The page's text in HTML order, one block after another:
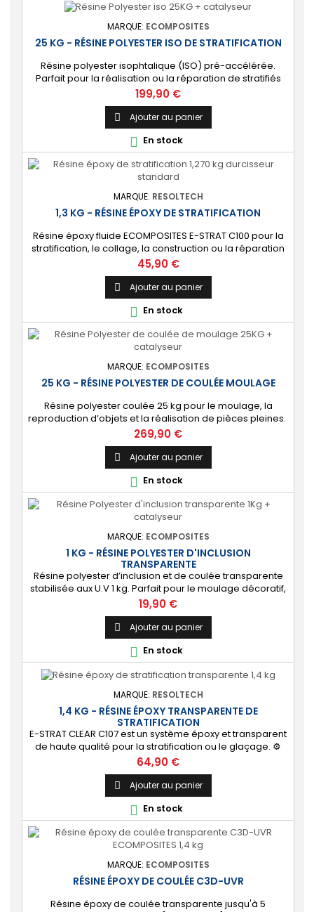
MARQUE: ECOMPOSITES
25 KG - RÉSINE POLYESTER ISO DE STRATIFICATION
Résine polyester isophtalique (ISO) pré-accélérée.
Parfait pour la réalisation ou la réparation de stratifiés
composites. ⚙️ [Polyvalente] Convient à tout type de
besoin : bateau, piscine, carrosserie, modélisme,
moulage au contact, décoration et objet d'art, etc. 🔝
[Facile à utiliser] S’applique au rouleau enducteur, au
pinceau ou au pistolet à gravité....
Prix
199,90 €
 Ajouter au panier
 En stock
MARQUE: RESOLTECH
1,3 KG - RÉSINE ÉPOXY DE STRATIFICATION
Résine époxy fluide ECOMPOSITES E-STRAT C100 pour la
stratification, le collage, la construction ou la réparation
de pièces techniques ou structures composites.
Durcisseur standard (C06) ou lent (C03) au choix. [Multi-
usages] Produit polyvalent formulé pour une large
gamme d’applications : modélisme, fabrication de
moules, bateaux, vélo, bâtiment,...
Prix
45,90 €
 Ajouter au panier
 En stock
MARQUE: ECOMPOSITES
25 KG - RÉSINE POLYESTER DE COULÉE MOULAGE
Résine polyester coulée 25 kg pour le moulage, la
reproduction d’objets et la réalisation de pièces pleines.
⚙️ [Polyvalente] Permet diverses applications de
moulage et de coulage en masse pour la fabrication
d’objets d’art et le loisir créatif : bijoux, figurine, buste,
statue, plan de travail, vasque, décoration, sculpture,
etc. 🔝 [Facile à utiliser]...
Prix
269,90 €
 Ajouter au panier
 En stock
MARQUE: ECOMPOSITES
1 KG - RÉSINE POLYESTER D'INCLUSION
TRANSPARENTE
Résine polyester d’inclusion et de coulée transparente
stabilisée aux U.V 1 kg. Parfait pour le moulage décoratif,
l’inclusion et la réalisation de pièces. ⚙️ [Polyvalente]
Convient à tout type de projet de coulée et d’inclusion :
orgonite, objet publicitaire, moulage décoratif, collection
d’insectes, imitation du verre. 🔝 [Facile à utiliser]...
Prix
19,90 €
 Ajouter au panier
 En stock
MARQUE: RESOLTECH
1,4 KG - RÉSINE ÉPOXY TRANSPARENTE DE
STRATIFICATION
E-STRAT CLEAR C107 est un système époxy et transparent
de haute qualité pour la stratification ou le glaçage. ⚙️
[Système spécial] Idéal pour la fabrication et le glaçage
de surfs, windsurfs, planches de kite, kayaks, canoës, ou
tout autre pièce nécessitant un aspect transparent. 🔝
[Finition de qualité] Permet d'obtenir une finition brillante
et anti UV...
Prix
64,90 €
 Ajouter au panier
 En stock
MARQUE: ECOMPOSITES
RÉSINE ÉPOXY DE COULÉE C3D-UVR
Résine époxy de coulée transparente jusqu'à 5